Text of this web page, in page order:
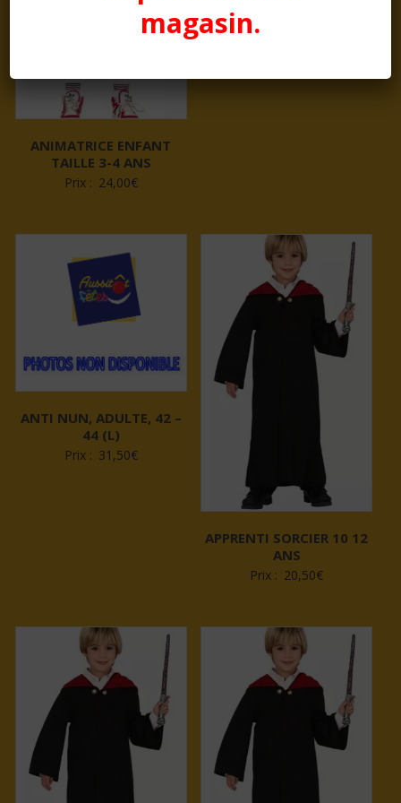
ANIMATRICE ENFANT
TAILLE 3-4 ANS
Prix : 24,00€
ANTI NUN, ADULTE, 38 –
ANTI NUN, ADULTE, 42 –
44 (L)
Prix : 31,50€
APPRENTI SORCIER 10 12
ANS
Prix : 20,50€
magasin.